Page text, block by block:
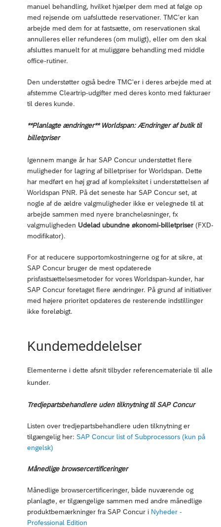
manuel behandling, hvilket hjælper dem med at følge op
med rejsende om uafsluttede reservationer. TMC'er kan
arbejde med dem for at fastsætte, om reservationen skal
annulleres eller refunderes (om muligt), eller om den skal
afsluttes manuelt for at muliggøre behandling med middle
office-rutiner.
Den understøtter også bedre TMC'er i deres arbejde med at
afstemme Cleartrip-udgifter med deres konto med fakturaer
til deres kunde.
**Planlagte ændringer** Worldspan: Ændringer af butik til
billetpriser
Igennem mange år har SAP Concur understøttet flere
muligheder for lagring af billetpriser for Worldspan. Dette
har medført en høj grad af kompleksitet i understøttelsen af
Worldspan PNR. På det seneste har SAP Concur set, at
nogle af de ældre valgmuligheder ikke er velegnede til at
arbejde sammen med nyere brancheløsninger, fx
valgmuligheden Udelad ubundne økonomi-billetpriser (FXD-
modifikator).
For at reducere supportomkostningerne og for at sikre, at
SAP Concur bruger de mest opdaterede
prisfastsættelsesmetoder for vores Worldspan-kunder, har
SAP Concur foretaget flere ændringer. På grund af initiativer
med højere prioritet opdateres de resterende indstillinger
ikke foreløbigt.
Kundemeddelelser
Elementerne i dette afsnit tilbyder referencemateriale til alle
kunder.
Tredjepartsbehandlere uden tilknytning til SAP Concur
Listen over tredjepartsbehandlere uden tilknytning er
tilgængelig her: SAP Concur list of Subprocessors (kun på
engelsk)
Månedlige browsercertificeringer
Månedlige browsercertificeringer, både nuværende og
planlagte, er tilgængelige sammen med andre månedlige
produktbemærkninger fra SAP Concur i Nyheder -
Professional Edition